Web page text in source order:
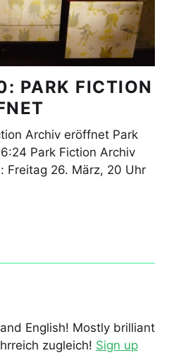
PARK FICTION
Archiv eröffnet Park
Park Fiction Archiv
Freitag 26. März, 20 Uhr
English! Mostly brilliant
zugleich! Sign up